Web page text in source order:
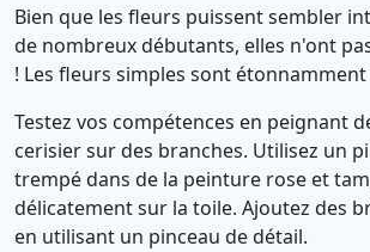
Bien que les fleurs puissent sembler
de nombreux débutants, elles n'ont
! Les fleurs simples sont étonnamment
Testez vos compétences en peignant
cerisier sur des branches. Utilisez un
trempé dans de la peinture rose et
délicatement sur la toile. Ajoutez des
en utilisant un pinceau de détail.